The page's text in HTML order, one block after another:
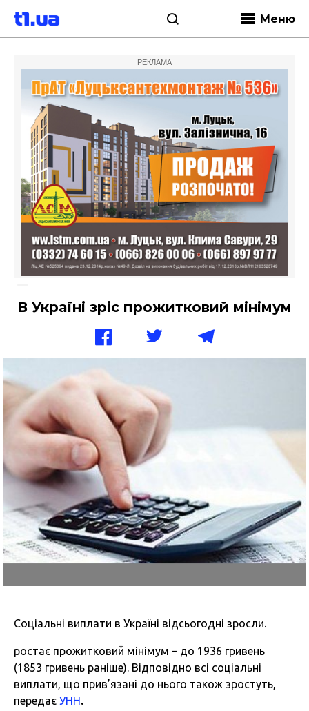
Меню
РЕКЛАМА
В Україні зріс прожитковий мінімум
Соціальні виплати в Україні відсьогодні зросли.
ростає прожитковий мінімум – до 1936 гривень
(1853 гривень раніше). Відповідно всі соціальні
виплати, що прив’язані до нього також зростуть,
передає УНН.